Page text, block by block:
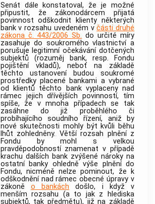
Senát dále konstatoval, že je možné
připustit, že zákonodárcem přijatá
povinnost odškodnit klienty některých
bankv rozsahu uvedeném včásti druhé
zákona č. 443/2006 Sb. do určité míry
zasahuje do soukromého vlastnictví a
porušuje legitimní očekávání dotčených
subjektů (rozuměj bank, resp. Fondu
pojištění vkladů), neboť na základě
těchto ustanovení budou soukromé
prostředky placené bankami a vybrané
od klientů těchto
bankvyplaceny nad
rámec jejich dřívějších povinností, tím
spíše, že v mnoha případech se tak
zasáhne do již proběhlého či
probíhajícího soudního řízení, aniž by
nové skutečnosti mohly být kvůli běhu
lhůt zohledněny. Větší rozsah plnění z
Fondu by mohl s velkou
pravděpodobností znamenat v případě
krachu dalších bankzvýšené nároky na
ostatní banky ohledně výše plnění do
Fondu, nicméně nelze pominout, že k
odškodnění nad rámec obecné úpravy v
zákoně o bankách došlo, i když v
menším rozsahu (a to jak z hlediska
subjektů, tak předmětu), již na základě